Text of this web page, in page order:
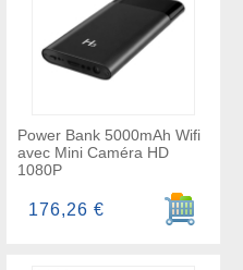
au panier
Power Bank 5000mAh Wifi
avec Mini Caméra HD
1080P
Ajouter
176,26 €